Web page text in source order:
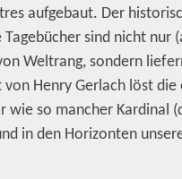
aufgebaut. Der
sind nicht
Weltrang, sondern
von Henry Gerlach löst
wie so mancher Kardinal
in den Horizonten